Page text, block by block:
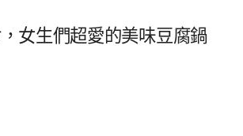
女生們超愛的美味豆腐鍋